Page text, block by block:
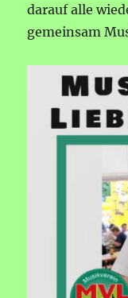
darauf alle
gemeinsam